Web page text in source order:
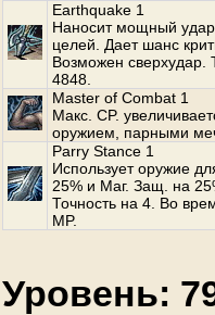
Earthquake 1
Наносит мощный
целей. Дает шанс
Возможен сверхудар.
4848.
Master of Combat 1
Макс. CP.
оружием, парными
Parry Stance 1
Использует оружие
25% и Маг. Защ. на
Точность на 4. Во
MP.
Уровень: